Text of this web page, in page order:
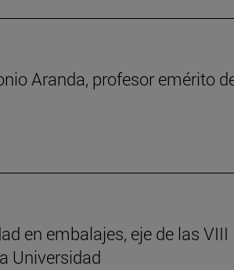
Aranda, profesor emérito
en embalajes, eje de las VIII
Universidad